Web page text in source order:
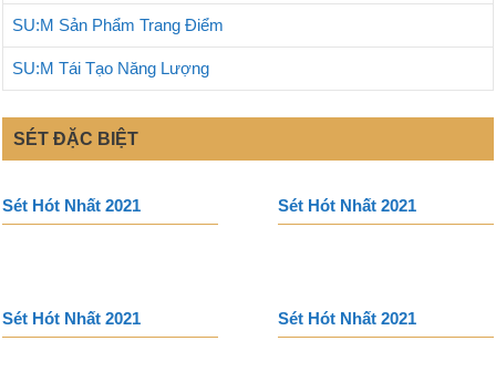
SU:M Sản Phẩm Trang Điểm
SU:M Tái Tạo Năng Lượng
SÉT ĐẶC BIỆT
Sét Hót Nhất 2021 Sét Hót Nhất 2021
Sét Hót Nhất 2021 Sét Hót Nhất 2021